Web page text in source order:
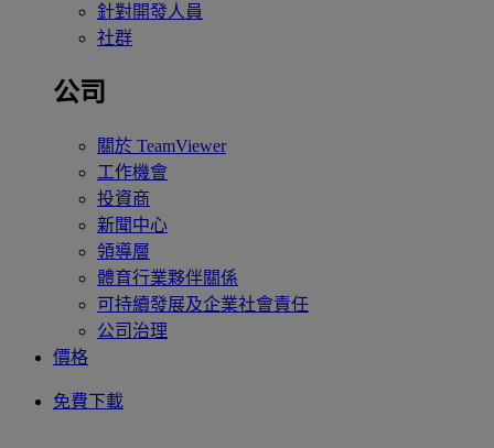
針對開發人員
社群
公司
關於 TeamViewer
工作機會
投資商
新聞中心
領導層
體育行業夥伴關係
可持續發展及企業社會責任
公司治理
價格
免費下載